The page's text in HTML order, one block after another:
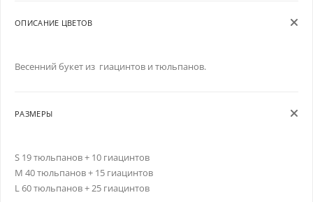
ОПИСАНИЕ ЦВЕТОВ
Весенний букет из гиацинтов и тюльпанов.
РАЗМЕРЫ
S 19 тюльпанов + 10 гиацинтов
M 40 тюльпанов + 15 гиацинтов
L 60 тюльпанов + 25 гиацинтов